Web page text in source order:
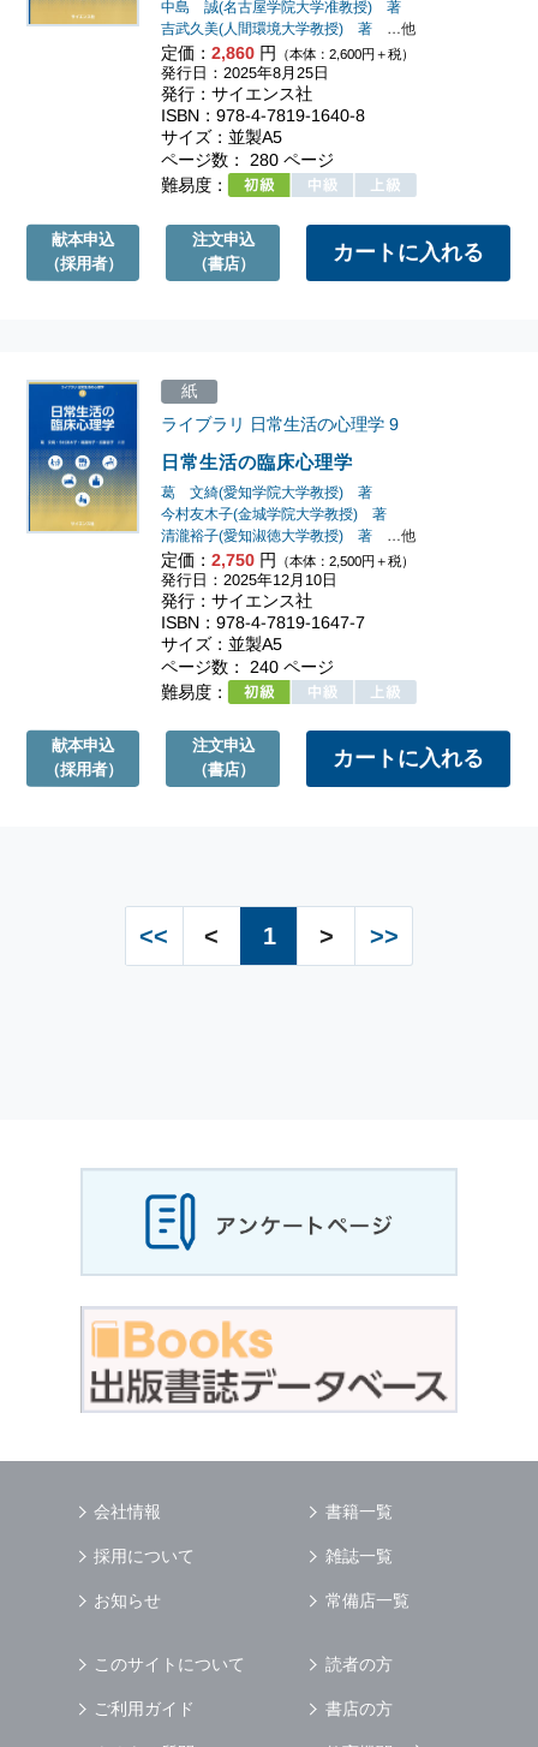
中島 誠(名古屋学院大学准教授) 著
吉武久美(人間環境大学教授) 著 …他
定価：2,860 円 （本体：2,600円＋税）
発行日：2025年8月25日
発行：サイエンス社
ISBN：978-4-7819-1640-8
サイズ：並製A5
ページ数： 280 ページ
難易度：
献本申込
（採用者）
注文申込
（書店）
日常生活の臨床心理学
ライブラリ 日常生活の心理学 9
葛 文綺(愛知学院大学教授) 著
今村友木子(金城学院大学教授) 著
清瀧裕子(愛知淑徳大学教授) 著 …他
定価：2,750 円 （本体：2,500円＋税）
紙
発行日：2025年12月10日
発行：サイエンス社
ISBN：978-4-7819-1647-7
サイズ：並製A5
ページ数： 240 ページ
難易度：
献本申込
（採用者）
注文申込
（書店）
<< < 1 > >>
会社情報
採用について
お知らせ
書籍一覧
雑誌一覧
常備店一覧
このサイトについて
ご利用ガイド
読者の方
書店の方